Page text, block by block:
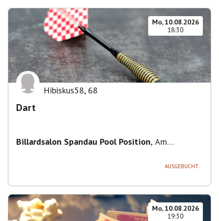
Mo, 10.08.2026
18:30
Hibiskus58, 68
Dart
Billardsalon Spandau Pool Position, Am
AUSGEBUCHT
Mo, 10.08.2026
19:30